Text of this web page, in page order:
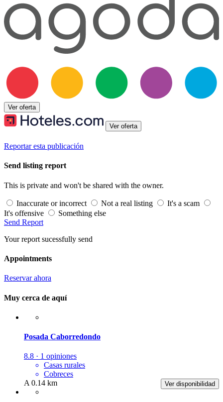
Ver oferta
Ver oferta
Reportar esta publicación
Send listing report
This is private and won't be shared with the owner.
Inaccurate or incorrect Not a real listing
It's a scam
It's offensive
Something else
Send Report
Your report sucessfully send
Appointments
Reservar ahora
Muy cerca de aquí
Posada Caborredondo
8.8 · 1 opiniones
Casas rurales
Cobreces
Ver disponibilidad
A 0.14 km